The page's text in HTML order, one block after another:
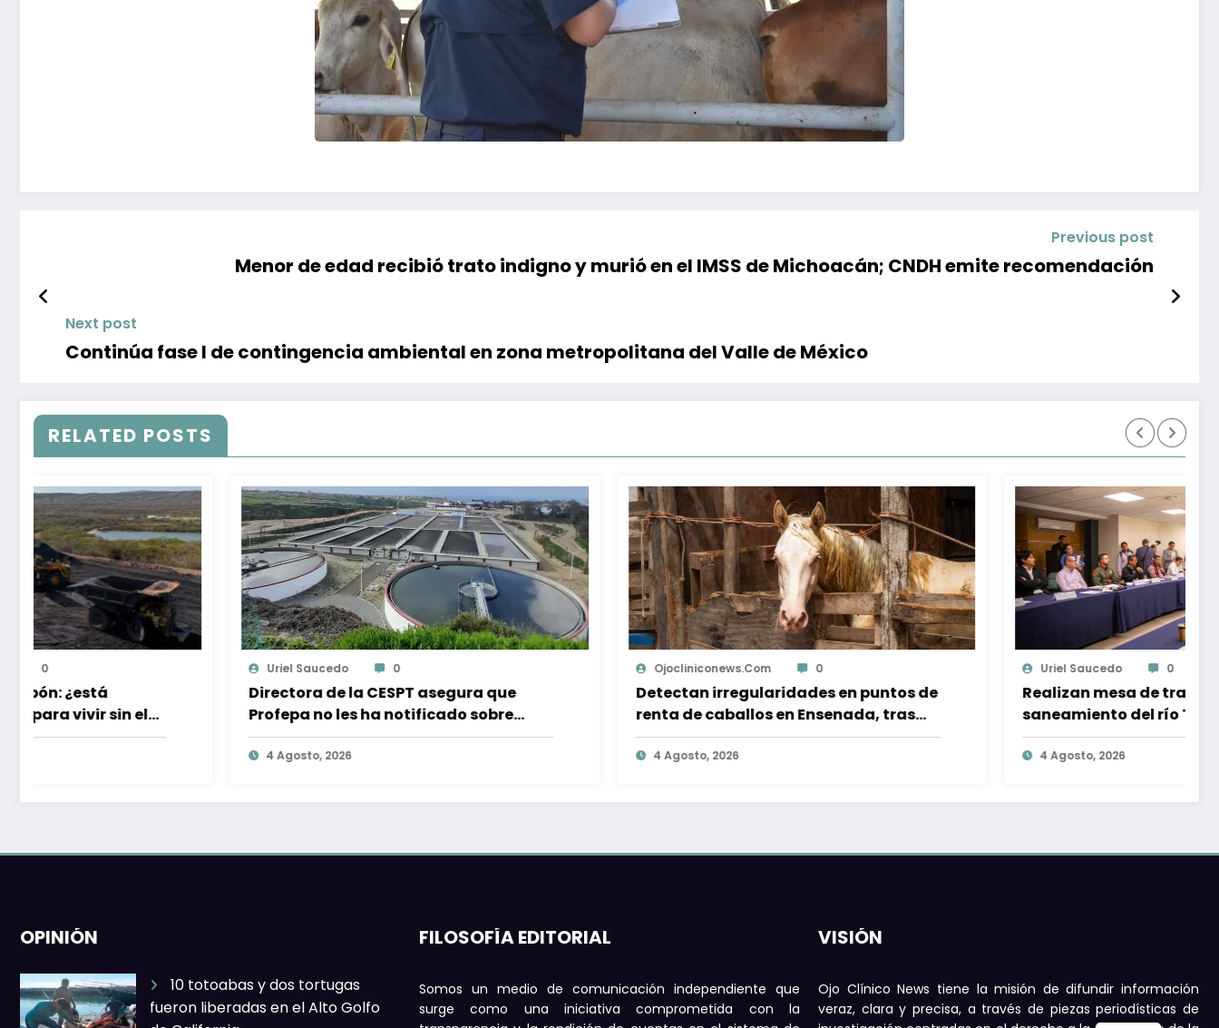
Previous post
Menor de edad recibió trato indigno y murió en el IMSS de Michoacán; CNDH emite recomendación
Next post
Continúa fase I de contingencia ambiental en zona metropolitana del Valle de México
RELATED POSTS
Directora de la CESPT asegura que
Profepa no les ha notificado sobre
alguna sanción por descargas de
Detectan irregularidades en puntos de
renta de caballos en Ensenada, tras
muerte de equino montado por turista
Realizan mesa de trabajo para
saneamiento del río Tijuana; sin fecha
para primeras acciones
OPINIÓN
10 totoabas y dos tortugas
fueron liberadas en el Alto Golfo
FILOSOFÍA EDITORIAL
Somos un medio de comunicación independiente que
surge como una iniciativa comprometida con la
VISIÓN
Ojo Clínico News tiene la misión de difundir información
veraz, clara y precisa, a través de piezas periodísticas de